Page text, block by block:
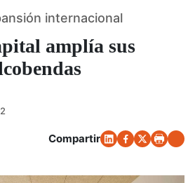
amplía sus
internacional
Compartir